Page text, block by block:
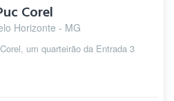
Corel
Horizonte - MG
um quarteirão da Entrada 3